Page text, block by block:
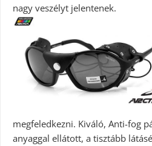
nagy veszélyt jelentenek.
megfeledkezni. Kiváló, Anti-fog
anyaggal ellátott, a tisztább